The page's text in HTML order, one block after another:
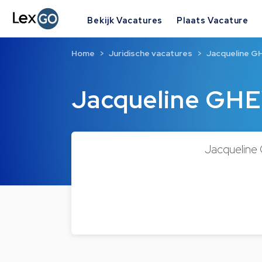
Bekijk Vacatures Plaats Vacature
Jacqueline
Home Juridische vacatures Jacqueline
Jacqueline